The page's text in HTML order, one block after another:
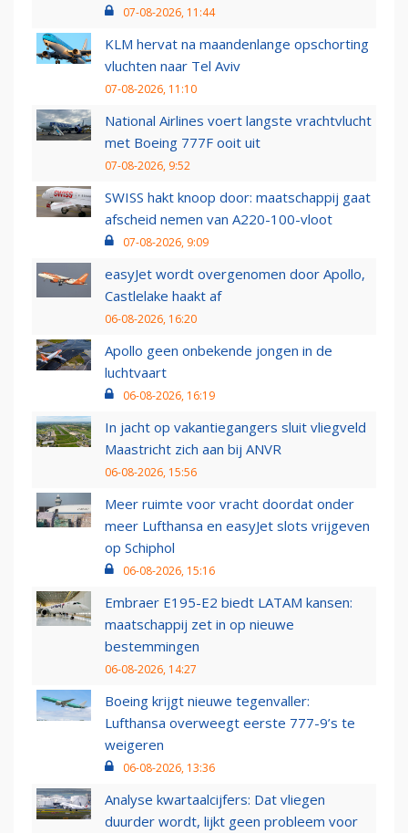
07-08-2026, 11:44
KLM hervat na maandenlange opschorting
vluchten naar Tel Aviv
07-08-2026, 11:10
National Airlines voert langste vrachtvlucht
met Boeing 777F ooit uit
07-08-2026, 9:52
SWISS hakt knoop door: maatschappij gaat
afscheid nemen van A220-100-vloot
07-08-2026, 9:09
easyJet wordt overgenomen door Apollo,
Castlelake haakt af
06-08-2026, 16:20
Apollo geen onbekende jongen in de
luchtvaart
06-08-2026, 16:19
In jacht op vakantiegangers sluit vliegveld
Maastricht zich aan bij ANVR
06-08-2026, 15:56
Meer ruimte voor vracht doordat onder
meer Lufthansa en easyJet slots vrijgeven
op Schiphol
06-08-2026, 15:16
Embraer E195-E2 biedt LATAM kansen:
maatschappij zet in op nieuwe
bestemmingen
06-08-2026, 14:27
Boeing krijgt nieuwe tegenvaller:
Lufthansa overweegt eerste 777-9’s te
weigeren
06-08-2026, 13:36
Analyse kwartaalcijfers: Dat vliegen
duurder wordt, lijkt geen probleem voor